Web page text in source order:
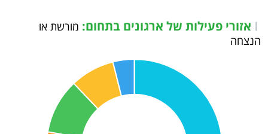
| אזורי פעילות של ארגונים בתחום: מורשת או
הנצחה